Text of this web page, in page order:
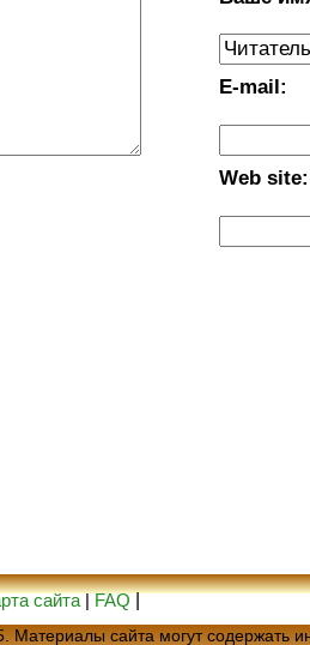
E-mail:
Web site:
сайта|FAQ|
сайта могут содержать